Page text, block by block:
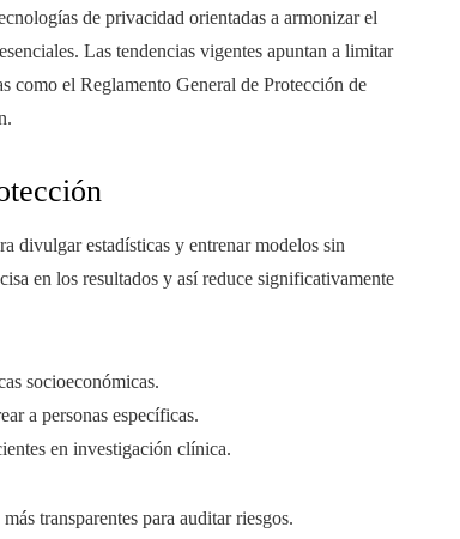
de privacidad orientadas a armonizar el
Las tendencias vigentes apuntan a limitar
como el Reglamento General de Protección de
divulgar estadísticas y entrenar modelos sin
en los resultados y así reduce significativamente
socioeconómicas.
a personas específicas.
en investigación clínica.
transparentes para auditar riesgos.